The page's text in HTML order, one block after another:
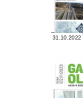
31.10.2022